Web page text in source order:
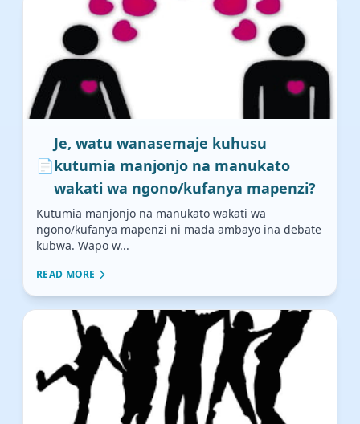
📄
Je, watu wanasemaje kuhusu
kutumia manjonjo na manukato
wakati wa ngono/kufanya mapenzi?
Kutumia manjonjo na manukato wakati wa
ngono/kufanya mapenzi ni mada ambayo ina debate
kubwa. Wapo w...
READ MORE